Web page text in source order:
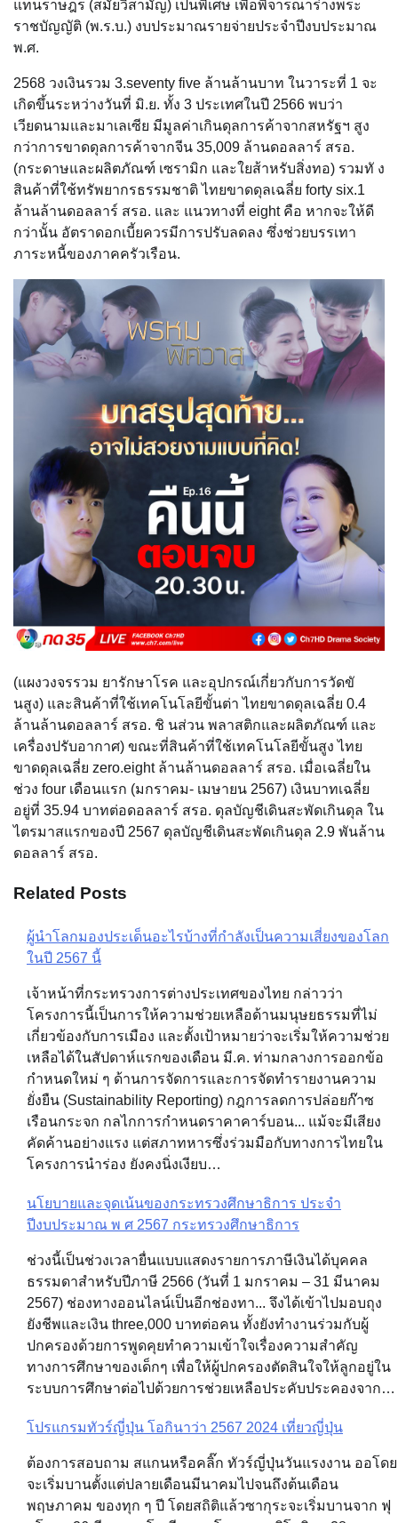
แทนราษฎร (สมัยวิสามัญ) เป็นพิเศษ เพื่อพิจารณาร่างพระ
ราชบัญญัติ (พ.ร.บ.) งบประมาณรายจ่ายประจำปีงบประมาณ
พ.ศ.
2568 วงเงินรวม 3.seventy five ล้านล้านบาท ในวาระที่ 1 จะ
เกิดขึ้นระหว่างวันที่ มิ.ย. ทั้ง 3 ประเทศในปี 2566 พบว่า
เวียดนามและมาเลเซีย มีมูลค่าเกินดุลการค้าจากสหรัฐฯ สูง
กว่าการขาดดุลการค้าจากจีน 35,009 ล้านดอลลาร์ สรอ.
(กระดาษและผลิตภัณฑ์ เซรามิก และใยส้าหรับสิ่งทอ) รวมทั ง
สินค้าที่ใช้ทรัพยากรธรรมชาติ ไทยขาดดุลเฉลี่ย forty six.1
ล้านล้านดอลลาร์ สรอ. และ แนวทางที่ eight คือ หากจะให้ดี
กว่านั้น อัตราดอกเบี้ยควรมีการปรับลดลง ซึ่งช่วยบรรเทา
ภาระหนี้ของภาคครัวเรือน.
(แผงวงจรรวม ยารักษาโรค และอุปกรณ์เกี่ยวกับการวัดขั
นสูง) และสินค้าที่ใช้เทคโนโลยีขั้นต่า ไทยขาดดุลเฉลี่ย 0.4
ล้านล้านดอลลาร์ สรอ. ชิ นส่วน พลาสติกและผลิตภัณฑ์ และ
เครื่องปรับอากาศ) ขณะที่สินค้าที่ใช้เทคโนโลยีขั้นสูง ไทย
ขาดดุลเฉลี่ย zero.eight ล้านล้านดอลลาร์ สรอ. เมื่อเฉลี่ยใน
ช่วง four เดือนแรก (มกราคม- เมษายน 2567) เงินบาทเฉลี่ย
อยู่ที่ 35.94 บาทต่อดอลลาร์ สรอ. ดุลบัญชีเดินสะพัดเกินดุล ใน
ไตรมาสแรกของปี 2567 ดุลบัญชีเดินสะพัดเกินดุล 2.9 พันล้าน
ดอลลาร์ สรอ.
Related Posts
ผู้นำโลกมองประเด็นอะไรบ้างที่กำลังเป็นความเสี่ยงของโลก
ในปี 2567 นี้
เจ้าหน้าที่กระทรวงการต่างประเทศของไทย กล่าวว่า
โครงการนี้เป็นการให้ความช่วยเหลือด้านมนุษยธรรมที่ไม่
เกี่ยวข้องกับการเมือง และตั้งเป้าหมายว่าจะเริ่มให้ความช่วย
เหลือได้ในสัปดาห์แรกของเดือน มี.ค. ท่ามกลางการออกข้อ
กำหนดใหม่ ๆ ด้านการจัดการและการจัดทำรายงานความ
ยั่งยืน (Sustainability Reporting) กฎการลดการปล่อยก๊าซ
เรือนกระจก กลไกการกำหนดราคาคาร์บอน... แม้จะมีเสียง
คัดค้านอย่างแรง แต่สภาทหารซึ่งร่วมมือกับทางการไทยใน
โครงการนำร่อง ยังคงนิ่งเงียบ…
นโยบายและจุดเน้นของกระทรวงศึกษาธิการ ประจำ
ปีงบประมาณ พ ศ 2567 กระทรวงศึกษาธิการ
ช่วงนี้เป็นช่วงเวลายื่นแบบแสดงรายการภาษีเงินได้บุคคล
ธรรมดาสำหรับปีภาษี 2566 (วันที่ 1 มกราคม – 31 มีนาคม
2567) ช่องทางออนไลน์เป็นอีกช่องทา... จึงได้เข้าไปมอบถุง
ยังชีพและเงิน three,000 บาทต่อคน ทั้งยังทำงานร่วมกับผู้
ปกครองด้วยการพูดคุยทำความเข้าใจเรื่องความสำคัญ
ทางการศึกษาของเด็กๆ เพื่อให้ผู้ปกครองตัดสินใจให้ลูกอยู่ใน
ระบบการศึกษาต่อไปด้วยการช่วยเหลือประคับประคองจาก…
โปรแกรมทัวร์ญี่ปุ่น โอกินาว่า 2567 2024 เที่ยวญี่ปุ่น
ต้องการสอบถาม สแกนหรือคลิ๊ก ทัวร์ญี่ปุ่นวันแรงงาน ออโดย
จะเริ่มบานตั้งแต่ปลายเดือนมีนาคมไปจนถึงต้นเดือน
พฤษภาคม ของทุก ๆ ปี โดยสถิติแล้วซากุระจะเริ่มบานจาก ฟุ
Post
navigation